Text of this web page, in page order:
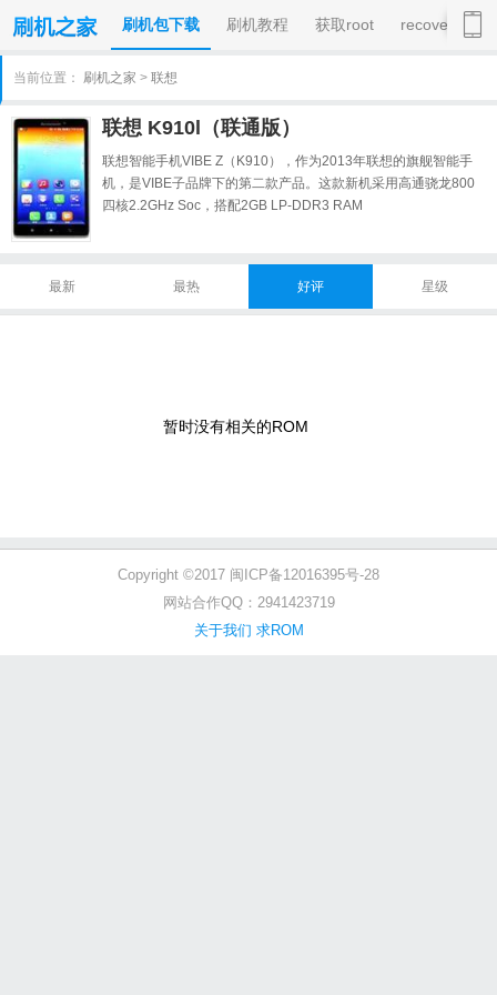
刷机包下载 刷机教程 获取root recovery
当前位置： 刷机之家 > 联想
联想 K910l（联通版）
联想智能手机VIBE Z（K910），作为2013年联想的旗舰智能手
机，是VIBE子品牌下的第二款产品。这款新机采用高通骁龙800
四核2.2GHz Soc，搭配2GB LP-DDR3 RAM
最新 最热 好评 星级
暂时没有相关的ROM
Copyright ©2017 闽ICP备12016395号-28
网站合作QQ：2941423719
关于我们 求ROM